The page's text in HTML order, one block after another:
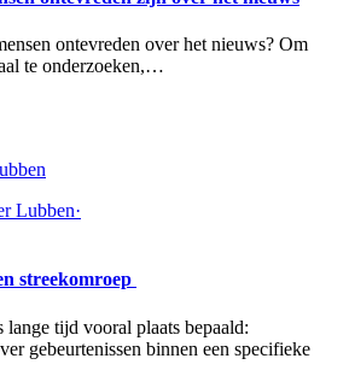
ontevreden over het nieuws? Om
te onderzoeken,…
Lubben·
streekomroep
tijd vooral plaats bepaald:
gebeurtenissen binnen een specifieke